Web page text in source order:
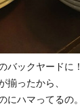
バックヤードに！
揃ったから、
にハマってるの。